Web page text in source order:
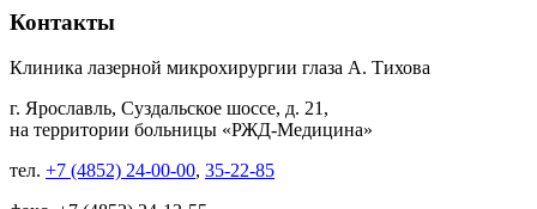
Контакты
Клиника лазерной микрохирургии глаза А. Тихова
г. Ярославль, Суздальское шоссе, д. 21,
на территории больницы «РЖД-Медицина»
тел. +7 (4852) 24-00-00, 35-22-85